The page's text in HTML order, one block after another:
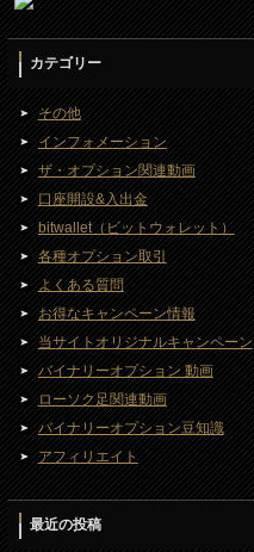
カテゴリー
その他
インフォメーション
ザ・オプション関連動画
口座開設&入出金
bitwallet（ビットウォレット）
各種オプション取引
よくある質問
お得なキャンペーン情報
当サイトオリジナルキャンペーン
バイナリーオプション 動画
ローソク足関連動画
バイナリーオプション豆知識
アフィリエイト
最近の投稿